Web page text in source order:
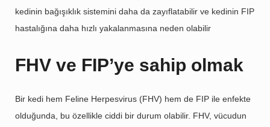
kedinin bağışıklık sistemini daha da zayıflatabilir ve kedinin FIP
hastalığına daha hızlı yakalanmasına neden olabilir
FHV ve FIP’ye sahip olmak
Bir kedi hem Feline Herpesvirus (FHV) hem de FIP ile enfekte
olduğunda, bu özellikle ciddi bir durum olabilir. FHV, vücudun